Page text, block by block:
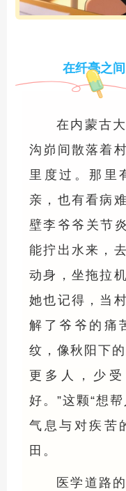
在纤毫之
在内蒙古
沟峁间散落着
里度过。那里
亲，也有看病
壁李爷爷关节
能拧出水来，
动身，坐拖拉
她也记得，当
解了爷爷的痛
纹，像秋阳下
更多人，少
好。”这颗“想
气息与对疾苦
田。
医学道路